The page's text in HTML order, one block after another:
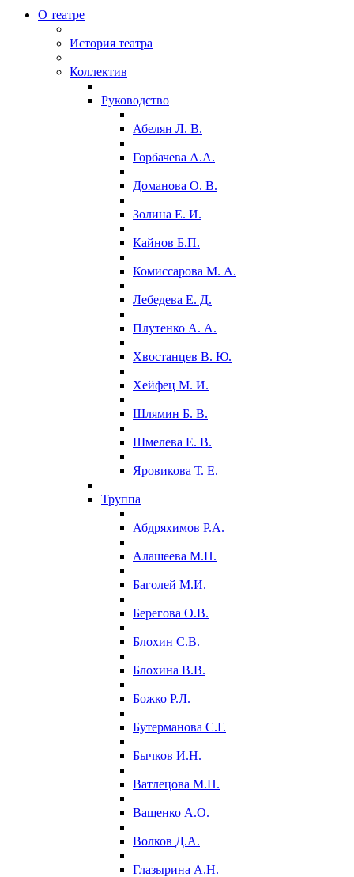
О театре
История театра
Коллектив
Руководство
Абелян Л. В.
Горбачева А.А.
Доманова О. В.
Золина Е. И.
Кайнов Б.П.
Комиссарова М. А.
Лебедева Е. Д.
Плутенко А. А.
Хвостанцев В. Ю.
Хейфец М. И.
Шлямин Б. В.
Шмелева Е. В.
Яровикова Т. Е.
Труппа
Абдряхимов Р.А.
Алашеева М.П.
Баголей М.И.
Берегова О.В.
Блохин С.В.
Блохина В.В.
Божко Р.Л.
Бутерманова С.Г.
Бычков И.Н.
Ватлецова М.П.
Ващенко А.О.
Волков Д.А.
Глазырина А.Н.